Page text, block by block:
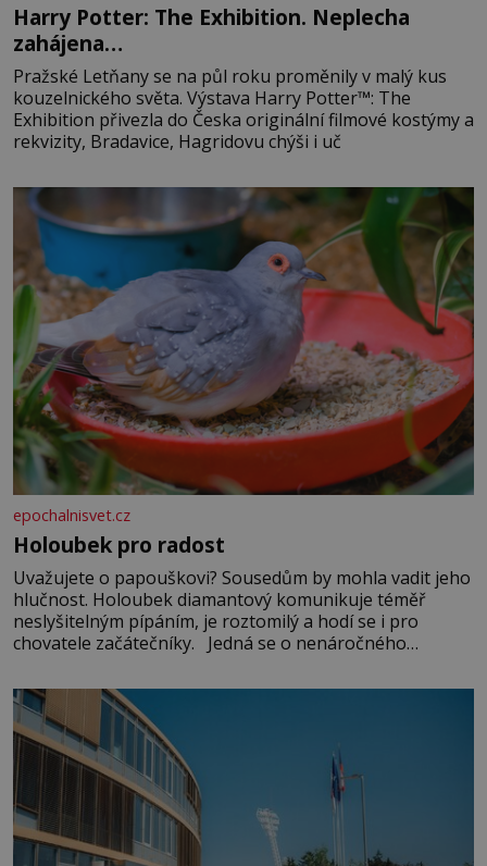
Harry Potter: The Exhibition. Neplecha
zahájena…
Pražské Letňany se na půl roku proměnily v malý kus
kouzelnického světa. Výstava Harry Potter™: The
Exhibition přivezla do Česka originální filmové kostýmy a
rekvizity, Bradavice, Hagridovu chýši i uč
epochalnisvet.cz
Holoubek pro radost
Uvažujete o papouškovi? Sousedům by mohla vadit jeho
hlučnost. Holoubek diamantový komunikuje téměř
neslyšitelným pípáním, je roztomilý a hodí se i pro
chovatele začátečníky. Jedná se o nenáročného
času tráví na zemi, kde sbírá zbytky semínek Jeho
domovinou je prakticky celá Austrálie s výjimkou
pobřežní oblasti.